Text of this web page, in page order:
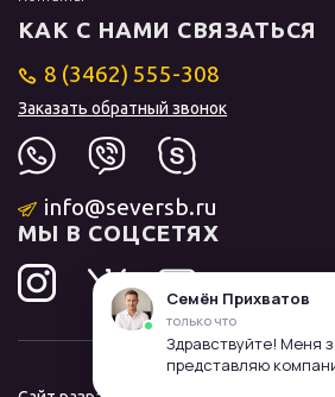
КАК С НАМИ СВЯЗАТЬСЯ
8 (3462) 555-308
Заказать обратный звонок
info@seversb.ru
МЫ В СОЦСЕТЯХ